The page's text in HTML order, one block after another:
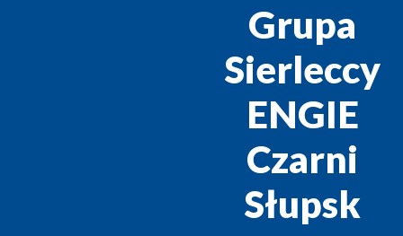
Grupa
Sierleccy
ENGIE
Czarni
Słupsk